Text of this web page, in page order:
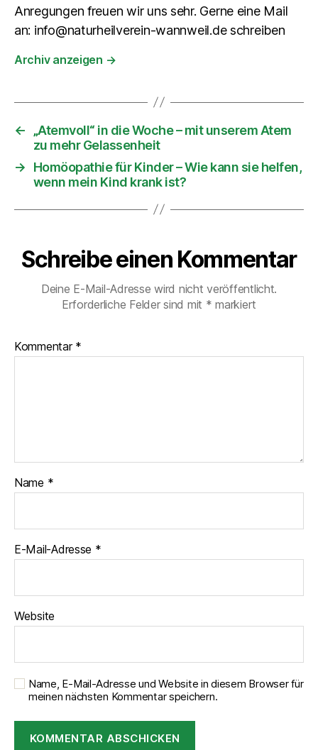
Anregungen freuen wir uns sehr. Gerne eine Mail
an: info@naturheilverein-wannweil.de schreiben
Archiv anzeigen →
←
„Atemvoll“ in die Woche – mit unserem Atem
zu mehr Gelassenheit
→
Homöopathie für Kinder – Wie kann sie helfen,
wenn mein Kind krank ist?
Schreibe einen Kommentar
Deine E-Mail-Adresse wird nicht veröffentlicht.
Erforderliche Felder sind mit * markiert
Kommentar *
Name *
E-Mail-Adresse *
Website
Name, E-Mail-Adresse und Website in diesem Browser für
meinen nächsten Kommentar speichern.